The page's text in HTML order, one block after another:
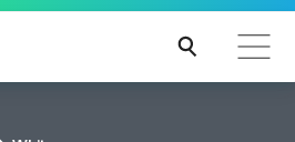
para os clientes afetados